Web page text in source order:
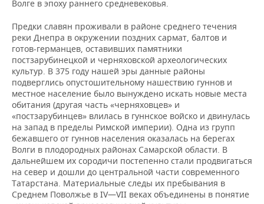
Волге в эпоху раннего средневековья.
Предки славян проживали в районе среднего течения
реки Днепра в окружении поздних сармат, балтов и
готов-германцев, оставивших памятники
постзарубинецкой и черняховской археологических
культур. В 375 году нашей эры данные районы
подверглись опустошительному нашествию гуннов и
местное население было вынуждено искать новые места
обитания (другая часть «черняховцев» и
«постзарубинцев» влилась в гуннское войско и двинулась
на запад в пределы Римской империи). Одна из групп
бежавшего от гуннов населения оказалась на берегах
Волги в плодородных районах Самарской области. В
дальнейшем их сородичи постепенно стали продвигаться
на север и дошли до центральной части современного
Татарстана. Материальные следы их пребывания в
Среднем Поволжье в IV—VII веках объединены в понятие